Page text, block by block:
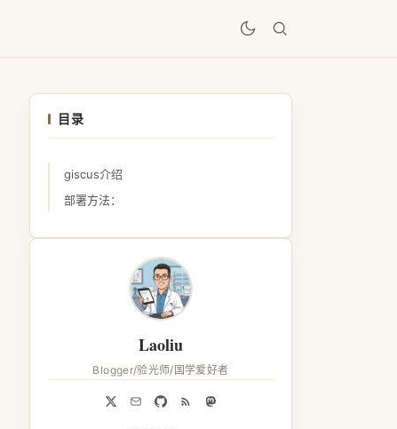
Laoliu
Blogger/验光师/国学爱好者
目录
giscus介绍
部署方法：